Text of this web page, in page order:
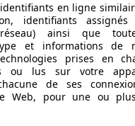
en ligne
identifiants
ainsi que
et informations de
prises en
ou lus sur votre
de ses
Web, pour une ou